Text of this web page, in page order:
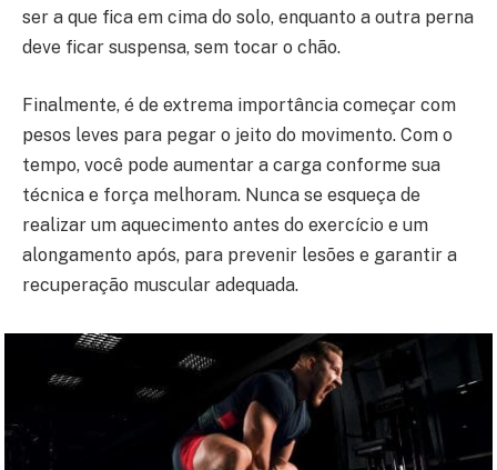
ser a que fica em cima do solo, enquanto a outra perna
deve ficar suspensa, sem tocar o chão.
Finalmente, é de extrema importância começar com
pesos leves para pegar o jeito do movimento. Com o
tempo, você pode aumentar a carga conforme sua
técnica e força melhoram. Nunca se esqueça de
realizar um aquecimento antes do exercício e um
alongamento após, para prevenir lesões e garantir a
recuperação muscular adequada.